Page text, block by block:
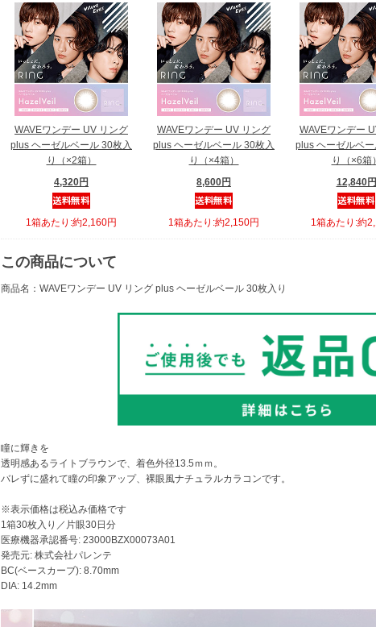
WAVEワンデー UV リング
plus ヘーゼルベール 30枚入
り（×2箱）
4,320円
1箱あたり:約2,160円
WAVEワンデー UV リング
plus ヘーゼルベール 30枚入
り（×4箱）
8,600円
1箱あたり:約2,150円
WAVEワンデー
plus ヘーゼルベー
り（×6箱）
12,840円
1箱あたり:約
この商品について
商品名：WAVEワンデー UV リング plus ヘーゼルベール 30枚入り
瞳に輝きを
透明感あるライトブラウンで、着色外径13.5ｍｍ。
バレずに盛れて瞳の印象アップ、裸眼風ナチュラルカラコンです。
※表示価格は税込み価格です
1箱30枚入り／片眼30日分
医療機器承認番号: 23000BZX00073A01
発売元: 株式会社パレンテ
BC(ベースカーブ): 8.70mm
DIA: 14.2mm